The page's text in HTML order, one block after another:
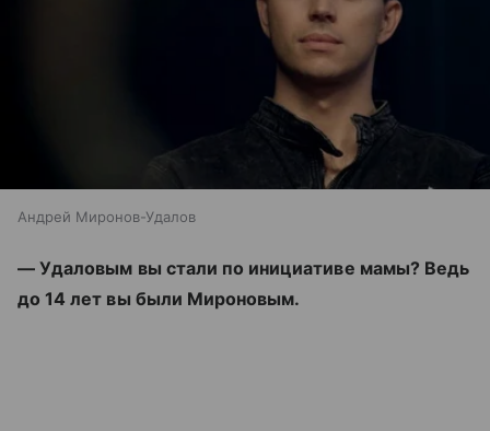
Андрей Миронов-Удалов
— Удаловым вы стали по инициативе мамы? Ведь
до 14 лет вы были Мироновым.